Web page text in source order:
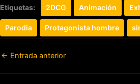
Etiquetas: 2DCG Animación
Parodia Protagonista hombre
← Entrada anterior